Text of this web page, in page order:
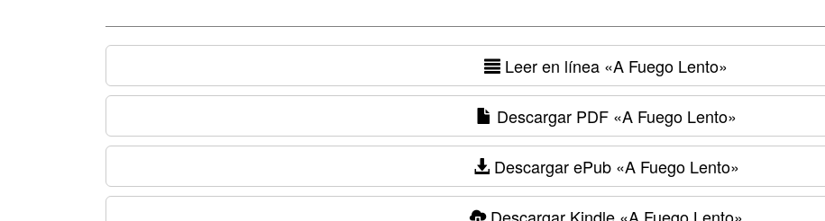
Leer en línea «A Fuego Lento»
Descargar PDF«A Fuego Lento»
Descargar ePub«A Fuego Lento»